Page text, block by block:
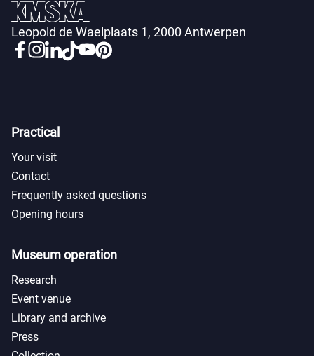
Leopold de Waelplaats 1, 2000 Antwerpen
Practical
Your visit
Contact
Frequently asked questions
Opening hours
Museum operation
Research
Event venue
Library and archive
Press